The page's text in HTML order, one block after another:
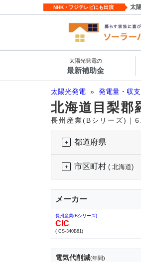
NHK・フジテレビにも出演 太
太陽光発電の
最新補助金
太陽光発電 » 発電量・収
北海道目梨郡
長州産業(Bシリーズ)｜
都道府県
市区町村 ( 北海道)
メーカー
長州産業(Bシリーズ)
CIC
( CS-340B81)
電気代削減(年間)